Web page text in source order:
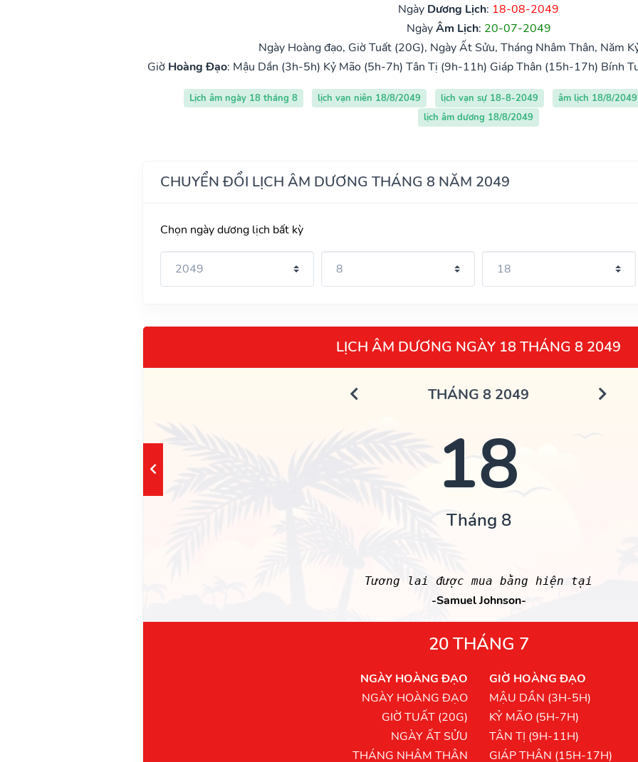
Ngày Dương Lịch: 18-08-2049
NgàyÂm Lịch: 20-07-2049
Ngày Hoàng đạo, Giờ Tuất (20G), Ngày Ất Sửu, Tháng Nhâm Thân, Năm
Giờ Hoàng Đạo: Mậu Dần (3h-5h) Kỷ Mão (5h-7h) Tân Tị (9h-11h) Giáp Thân (15h-17h) Bính
Lịch âm ngày 18 tháng 8 lịch vạn niên 18/8/2049 lịch vạn sự 18-8-2049 âm lịch 18/8/2049
lịch âm dương 18/8/2049
CHUYỂN ĐỔI LỊCH ÂM DƯƠNG THÁNG 8 NĂM 2049
Chọn ngày dương lịch bất kỳ
LỊCH ÂM DƯƠNG NGÀY 18 THÁNG 8 2049
THÁNG 8 2049
18
Tháng 8
Tương lai được mua bằng hiện tại
-Samuel Johnson-
20 THÁNG 7
NGÀY HOÀNG ĐẠO
NGÀY HOÀNG ĐẠO
GIỜ TUẤT (20G)
NGÀY ẤT SỬU
THÁNG NHÂM THÂN
GIỜ HOÀNG ĐẠO
MẬU DẦN (3H-5H)
KỶ MÃO (5H-7H)
TÂN TỊ (9H-11H)
GIÁP THÂN (15H-17H)